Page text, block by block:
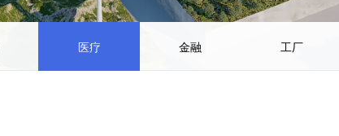
医疗 金融 工厂